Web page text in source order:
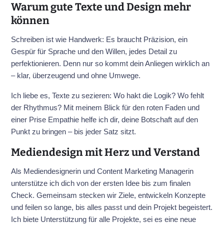
Warum gute Texte und Design mehr
können
Schreiben ist wie Handwerk: Es braucht Präzision, ein
Gespür für Sprache und den Willen, jedes Detail zu
perfektionieren. Denn nur so kommt dein Anliegen wirklich an
– klar, überzeugend und ohne Umwege.
Ich liebe es, Texte zu sezieren: Wo hakt die Logik? Wo fehlt
der Rhythmus? Mit meinem Blick für den roten Faden und
einer Prise Empathie helfe ich dir, deine Botschaft auf den
Punkt zu bringen – bis jeder Satz sitzt.
Mediendesign mit Herz und Verstand
Als Mediendesignerin und Content Marketing Managerin
unterstütze ich dich von der ersten Idee bis zum finalen
Check. Gemeinsam stecken wir Ziele, entwickeln Konzepte
und feilen so lange, bis alles passt und dein Projekt begeistert.
Ich biete Unterstützung für alle Projekte, sei es eine neue